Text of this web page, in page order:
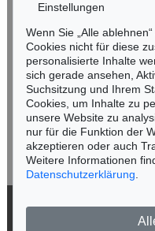
Keine Auktion
Wir
Jetzt zum
Einstellungen
Wenn Sie „Alle
Cookies nicht für diese
personalisierte Inhalte
sich gerade ansehen,
Suchsitzung und Ihrem
Cookies, um Inhalte zu
unsere Website zu
nur für die Funktion der
akzeptieren oder auch
Weitere Informationen
Datenschutzerklärung